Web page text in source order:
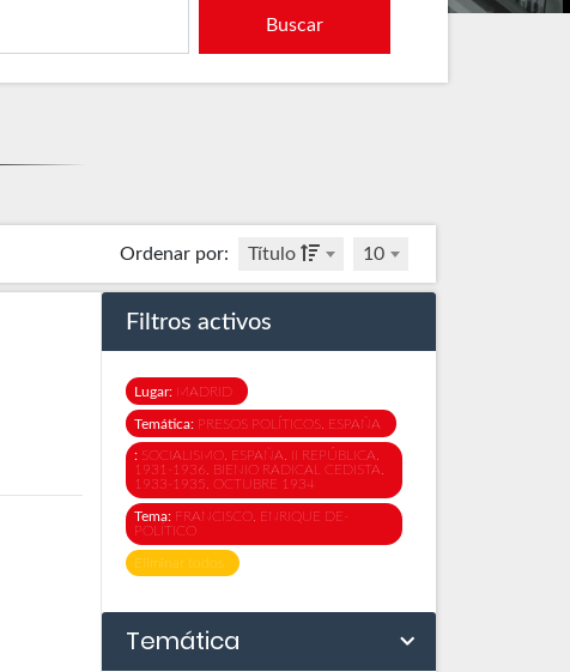
Buscar
Ordenar por: Título 10
Filtros activos
Lugar: MADRID
Temática: PRESOS POLÍTICOS. ESPAÑA
: SOCIALISMO. ESPAÑA. II REPÚBLICA.
1931-1936. BIENIO RADICAL CEDISTA.
1933-1935. OCTUBRE 1934
Tema: FRANCISCO, ENRIQUE DE-
POLÍTICO
Eliminar todos
Temática